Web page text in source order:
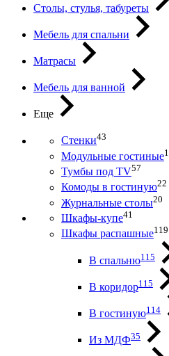
Столы, стулья, табуреты
Мебель для спальни
Матрасы
Мебель для ванной
Еще
Стенки43
Модульные гостиные
Тумбы под ТV57
Комоды в гостиную22
Журнальные столы20
Шкафы-купе41
Шкафы распашные119
В спальню115
В коридор115
В гостиную114
Из МДФ35